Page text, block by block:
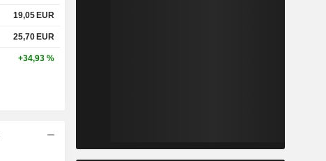
19,05 EUR
25,70 EUR
+34,93 %